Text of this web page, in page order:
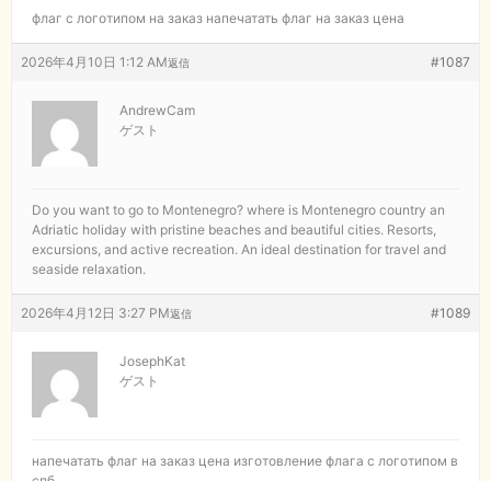
флаг с логотипом на заказ напечатать флаг на заказ цена
2026年4月10日 1:12 AM #1087
返信
AndrewCam
ゲスト
Do you want to go to Montenegro? where is Montenegro country an
Adriatic holiday with pristine beaches and beautiful cities. Resorts,
excursions, and active recreation. An ideal destination for travel and
seaside relaxation.
2026年4月12日 3:27 PM #1089
返信
JosephKat
ゲスト
напечатать флаг на заказ цена изготовление флага с логотипом в